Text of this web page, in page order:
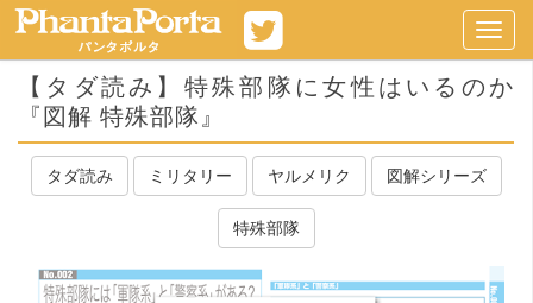
【タダ読み】特殊部隊に女性はいるのか
『図解 特殊部隊』
タダ読み ミリタリー ヤルメリク 図解シリーズ
特殊部隊